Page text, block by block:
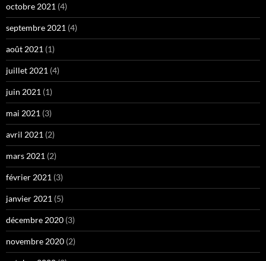
octobre 2021 (4)
septembre 2021 (4)
août 2021 (1)
juillet 2021 (4)
juin 2021 (1)
mai 2021 (3)
avril 2021 (2)
mars 2021 (2)
février 2021 (3)
janvier 2021 (5)
décembre 2020 (3)
novembre 2020 (2)